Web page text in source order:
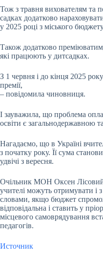
Тож з травня вихователям та
садках додатково
у 2025 році з міського
Також додатково
які працюють у дитсадках.
З 1 червня і до кінця 2025
премії,
– повідомила чиновниця.
І зауважила, що проблема
освіти є загальнодержавною
Нагадаємо, що в Україні
з початку року. Її сума
удвічі з вересня.
Очільник МОН Оксен Лісовий
учителі можуть отримувати і
словами, якщо бюджет
відповідальна і ставить у
місцевого самоврядування
педагогів.
Источник